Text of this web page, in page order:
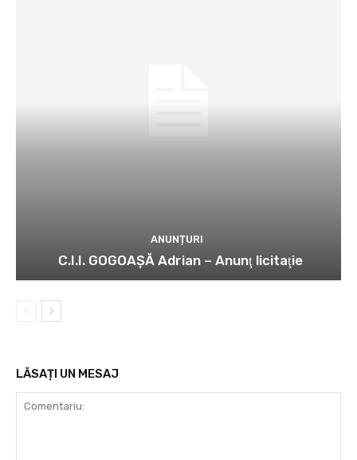
ANUNȚURI
C.I.I. GOGOAŞĂ Adrian – Anunţ licitaţie
LĂSAȚI UN MESAJ